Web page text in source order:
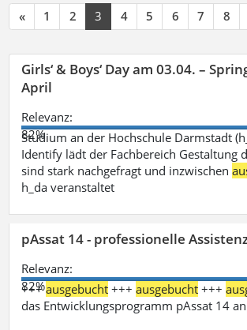
« 1 2 3 4 5 6 7 8
Girls‘ & Boys‘ Day am 03.04. –
April
Relevanz:
82%
Studium an der Hochschule Darmstadt
Identify lädt der Fachbereich Gestaltung
sind stark nachgefragt und inzwischen
h_da veranstaltet
pAssat 14 - professionelle
Relevanz:
82%
+++ausgebucht +++ausgebucht +++
das Entwicklungsprogramm pAssat 14